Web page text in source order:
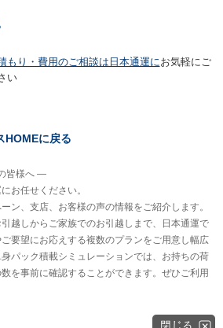
もり・費用のご相談は日本通運にお気軽にご
い
HOMEに戻る
皆様へ ―
お任せください。
ン、支店、お客様の声の情報をご紹介します。
越しからご家族でのお引越しまで、日本通運で
要望にお応えする複数のプランをご用意し幅広
パック積載シミュレーションでは、お持ちの荷
を事前に確認することができます。ぜひご利用